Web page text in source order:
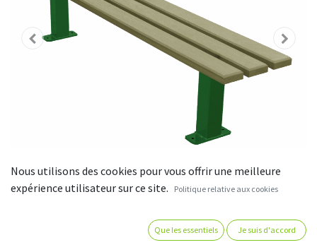
Banquette - bois autoclave -
longueur 195 cm
Nous utilisons des cookies pour vous offrir une meilleure
expérience utilisateur sur ce site.
Politique relative aux cookies
Que les essentiels Je suis d'accord